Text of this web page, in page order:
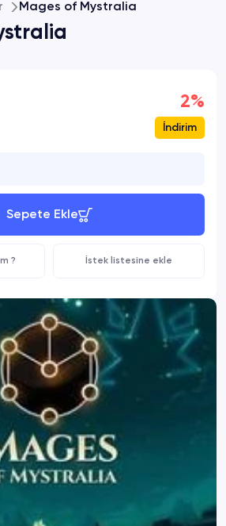
Mages of Mystralia
2%
İndirim
Sepete Ekle
? İstek listesine ekle